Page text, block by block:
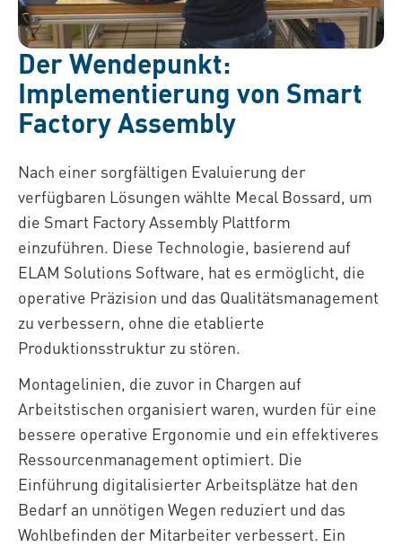
Der Wendepunkt:
Implementierung von Smart
Factory Assembly
Nach einer sorgfältigen Evaluierung der
verfügbaren Lösungen wählte Mecal Bossard, um
die Smart Factory Assembly Plattform
einzuführen. Diese Technologie, basierend auf
ELAM Solutions Software, hat es ermöglicht, die
operative Präzision und das Qualitätsmanagement
zu verbessern, ohne die etablierte
Produktionsstruktur zu stören.
Montagelinien, die zuvor in Chargen auf
Arbeitstischen organisiert waren, wurden für eine
bessere operative Ergonomie und ein effektiveres
Ressourcenmanagement optimiert. Die
Einführung digitalisierter Arbeitsplätze hat den
Bedarf an unnötigen Wegen reduziert und das
Wohlbefinden der Mitarbeiter verbessert. Ein